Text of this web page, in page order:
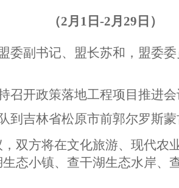
（2月1日-2月29日）
副书记、盟长苏和，盟委
开政策落地工程项目推进会
到吉林省松原市前郭尔罗斯
双方将在文化旅游、现代农
态小镇、查干湖生态水岸、